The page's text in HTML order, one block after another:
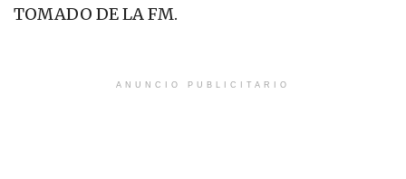
TOMADO DE LA FM.
ANUNCIO PUBLICITARIO